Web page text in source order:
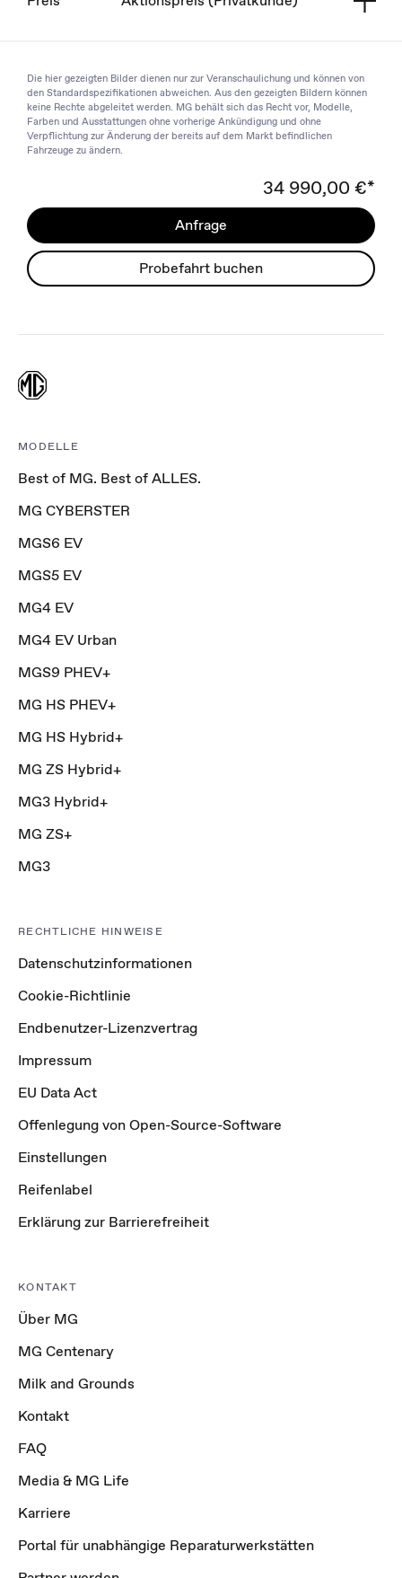
Die hier gezeigten Bilder dienen nur zur Veranschaulichung und können von
den Standardspezifikationen abweichen. Aus den gezeigten Bildern können
keine Rechte abgeleitet werden. MG behält sich das Recht vor, Modelle,
Farben und Ausstattungen ohne vorherige Ankündigung und ohne
Verpflichtung zur Änderung der bereits auf dem Markt befindlichen
Fahrzeuge zu ändern.
34 990,00 €*
Anfrage
Probefahrt buchen
MODELLE
Best of MG. Best of ALLES.
MG CYBERSTER
MGS6 EV
MGS5 EV
MG4 EV
MG4 EV Urban
MGS9 PHEV+
MG HS PHEV+
MG HS Hybrid+
MG ZS Hybrid+
MG3 Hybrid+
MG ZS+
MG3
RECHTLICHE HINWEISE
Datenschutzinformationen
Cookie-Richtlinie
Endbenutzer-Lizenzvertrag
Impressum
EU Data Act
Offenlegung von Open-Source-Software
Einstellungen
Reifenlabel
Erklärung zur Barrierefreiheit
KONTAKT
Über MG
MG Centenary
Milk and Grounds
Kontakt
FAQ
Media & MG Life
Karriere
Portal für unabhängige Reparaturwerkstätten